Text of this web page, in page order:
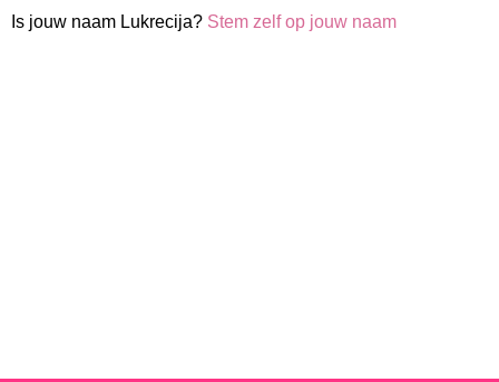
Is jouw naam Lukrecija? Stem zelf op jouw naam